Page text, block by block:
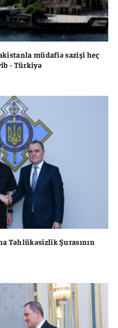
müdafiə sazişi heç
- Türkiyə
Təhlükəsizlik Şurasının